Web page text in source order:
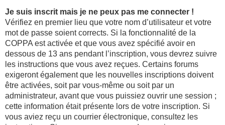
Je suis inscrit mais je ne peux pas me connecter !
Vérifiez en premier lieu que votre nom d’utilisateur et votre
mot de passe soient corrects. Si la fonctionnalité de la
COPPA est activée et que vous avez spécifié avoir en
dessous de 13 ans pendant l’inscription, vous devrez suivre
les instructions que vous avez reçues. Certains forums
exigeront également que les nouvelles inscriptions doivent
être activées, soit par vous-même ou soit par un
administrateur, avant que vous puissiez ouvrir une session ;
cette information était présente lors de votre inscription. Si
vous aviez reçu un courrier électronique, consultez les